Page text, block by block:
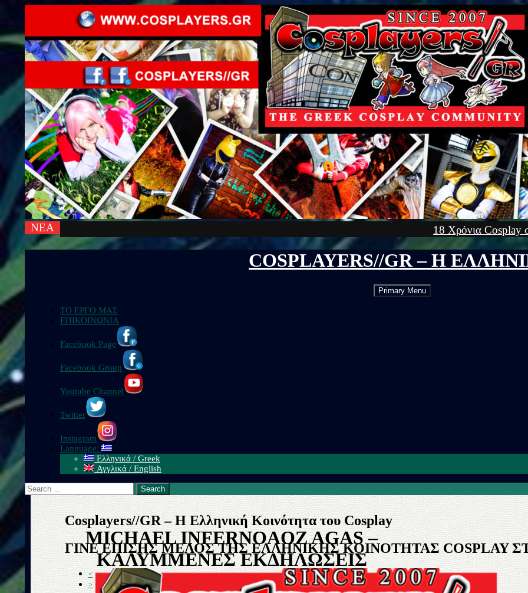
ΝΕΑ 18 Χρόνια Cosplay στην Ελλάδα! Γνώρισε τα
COSPLAYERS//GR – Η
Primary Menu Skip
to
ΤΟ ΕΡΓΟ ΜΑΣ
ΕΠΙΚΟΙΝΩΝΙΑ
Facebook Page
Facebook Group
Youtube Channel
Twitter
Instagram
Language:
Ελληνικά / Greek
Αγγλικά / English
Search
for:
MICHAEL INFERNOAOZ AGAS –
ΚΑΛΥΜΜΕΝΕΣ ΕΚΔΗΛΩΣΕΙΣ
COSPLAY
Cosplayers//GR – H Ελληνική Κοινότητα του Cosplay
ΓΙΝΕ ΕΠΙΣΗΣ ΜΕΛΟΣ ΤΗΣ ΕΛΛΗΝΙΚΗΣ ΚΟΙΝΟΤΗΤΑΣ COSPLAY
<
>